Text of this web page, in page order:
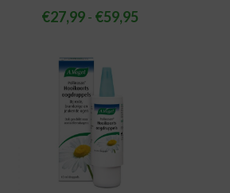
€27,99- €59,95